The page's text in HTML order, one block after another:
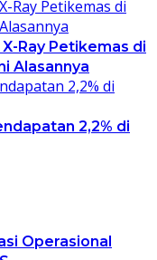
Ray Petikemas di
Alasannya
2,2% di
Operasional